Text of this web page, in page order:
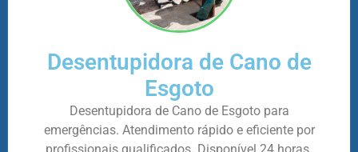
Desentupidora de Cano de
Esgoto
Desentupidora de Cano de Esgoto para
emergências. Atendimento rápido e eficiente por